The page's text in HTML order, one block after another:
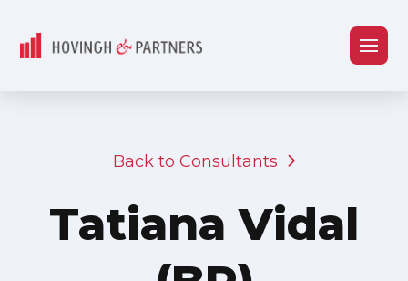
Back to Consultants
Tatiana Vidal